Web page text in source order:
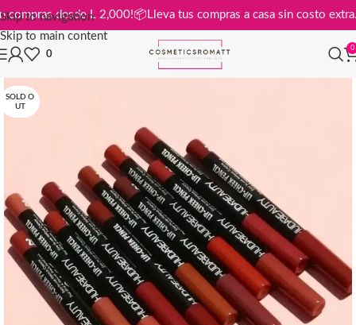
Skip to navigation
Skip to main content
en compras desde L 2,000!📦Lleva tus compras a casa sin costo
0
0
SOLD O
UT